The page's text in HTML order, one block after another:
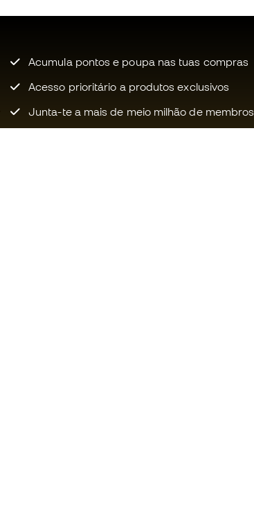
Acumula pontos e poupa nas tuas compras
Acesso prioritário a produtos exclusivos
Junta-te a mais de meio milhão de membros